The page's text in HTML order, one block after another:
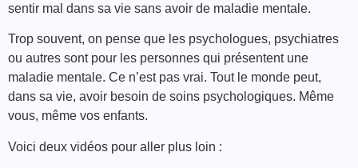
sentir mal dans sa vie sans avoir de maladie mentale.
Trop souvent, on pense que les psychologues, psychiatres
ou autres sont pour les personnes qui présentent une
maladie mentale. Ce n’est pas vrai. Tout le monde peut,
dans sa vie, avoir besoin de soins psychologiques. Même
vous, même vos enfants.
Voici deux vidéos pour aller plus loin :